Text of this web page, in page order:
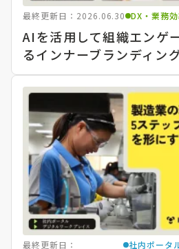
最終更新日：2026.06.30 DX・業務
AIを活用して組織エンゲ
るインナーブランディン
最終更新日： 社内ポータ